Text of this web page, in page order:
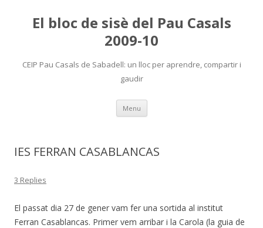
El bloc de sisè del Pau Casals
2009-10
CEIP Pau Casals de Sabadell: un lloc per aprendre, compartir i
gaudir
Menu Skip
content
IES FERRAN CASABLANCAS
3 Replies
El passat dia 27 de gener vam fer una sortida al institut
Ferran Casablancas. Primer vem arribar i la Carola (la guia de